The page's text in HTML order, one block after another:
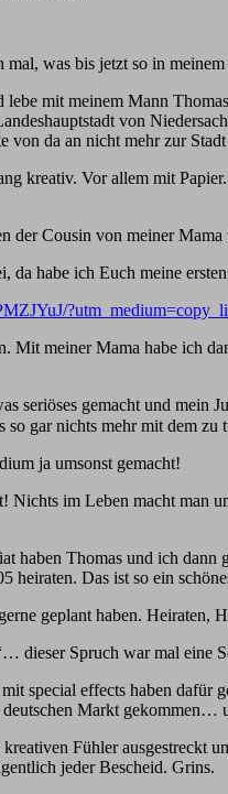
mal, was bis jetzt so in
mit meinem Mann
von
von da an nicht mehr zur
kreativ. Vor allem mit
der Cousin von meiner
da habe ich Euch meine
Mit meiner Mama habe ich
seriöses gemacht und
so gar nichts mehr mit dem
ja umsonst gemacht!
im Leben macht man
haben Thomas und ich
heiraten. Das ist so ein
geplant haben. Heiraten,
dieser Spruch war mal eine
special effects haben dafür
Markt gekommen…
Fühler ausgestreckt
jeder Bescheid. Grins.